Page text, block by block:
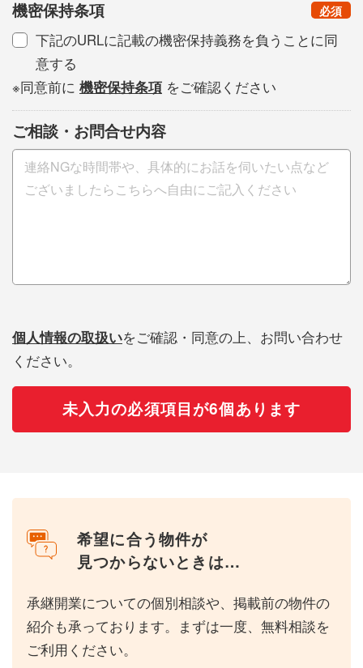
機密保持条項 （
必須）
下記のURLに記載の機密保持義務を負うことに同
意する
※同意前に 機密保持条項 をご確認ください
ご相談・お問合せ内容
個人情報の取扱いをご確認・同意の上、お問い合わせ
ください。
未入力の必須項目が6個あります
希望に合う物件が
見つからないときは…
承継開業についての個別相談や、掲載前の物件の
紹介も承っております。まずは一度、無料相談を
ご利用ください。